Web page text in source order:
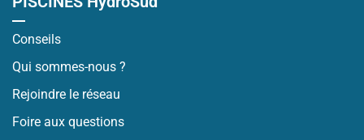
Conseils
Qui sommes-nous ?
Rejoindre le réseau
Foire aux questions